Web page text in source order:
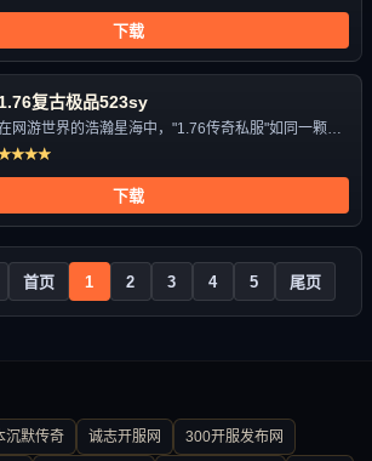
下载
1.76复古极品523sy
网游世界的浩瀚星海中，"1.76传奇私服"如同一颗独
的星辰，...
下载
首页 1 2 3 4 5 尾页
沉默传奇 诚志开服网 300开服发布网